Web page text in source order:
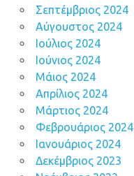
Σεπτέμβριος 2024
Αύγουστος 2024
Ιούλιος 2024
Ιούνιος 2024
Μάιος 2024
Απρίλιος 2024
Μάρτιος 2024
Φεβρουάριος 2024
Ιανουάριος 2024
Δεκέμβριος 2023